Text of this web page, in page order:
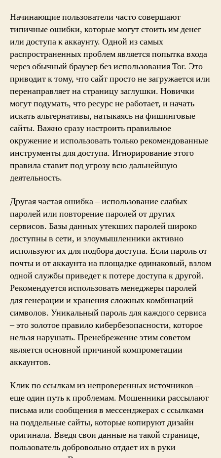
Начинающие пользователи часто совершают
типичные ошибки, которые могут стоить им денег
или доступа к аккаунту. Одной из самых
распространенных проблем является попытка входа
через обычный браузер без использования Tor. Это
приводит к тому, что сайт просто не загружается или
перенаправляет на страницу заглушки. Новички
могут подумать, что ресурс не работает, и начать
искать альтернативы, натыкаясь на фишинговые
сайты. Важно сразу настроить правильное
окружение и использовать только рекомендованные
инструменты для доступа. Игнорирование этого
правила ставит под угрозу всю дальнейшую
деятельность.
Другая частая ошибка – использование слабых
паролей или повторение паролей от других
сервисов. Базы данных утекших паролей широко
доступны в сети, и злоумышленники активно
используют их для подбора доступа. Если пароль от
почты и от аккаунта на площадке одинаковый, взлом
одной службы приведет к потере доступа к другой.
Рекомендуется использовать менеджеры паролей
для генерации и хранения сложных комбинаций
символов. Уникальный пароль для каждого сервиса
– это золотое правило кибербезопасности, которое
нельзя нарушать. Пренебрежение этим советом
является основной причиной компрометации
аккаунтов.
Клик по ссылкам из непроверенных источников –
еще один путь к проблемам. Мошенники рассылают
письма или сообщения в мессенджерах с ссылками
на поддельные сайты, которые копируют дизайн
оригинала. Введя свои данные на такой странице,
пользователь добровольно отдает их в руки